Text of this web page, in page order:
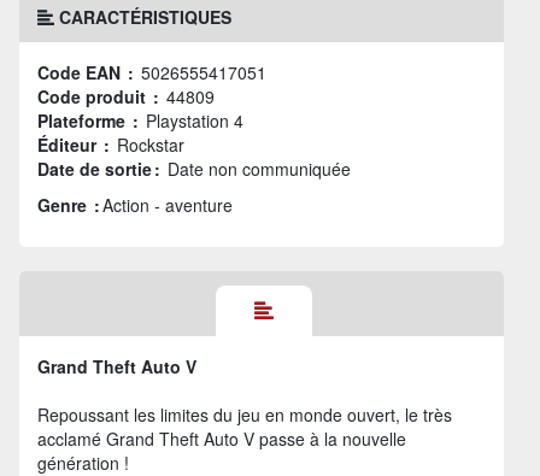
CARACTÉRISTIQUES
Code EAN : 5026555417051
Code produit : 44809
Plateforme : Playstation 4
Éditeur : Rockstar
Date de sortie : Date non communiquée
Genre :Action - aventure
Grand Theft Auto V
Repoussant les limites du jeu en monde ouvert, le très
acclamé Grand Theft Auto V passe à la nouvelle
génération !